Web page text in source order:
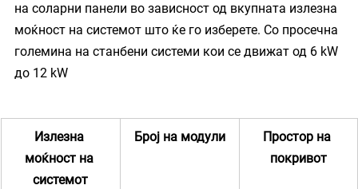
на соларни панели во зависност од вкупната излезна
моќност на системот што ќе го изберете. Со просечна
големина на станбени системи кои се движат од 6 kW
до 12 kW
Излезна
моќност на
системот
Број на модули
Простор на
покривот